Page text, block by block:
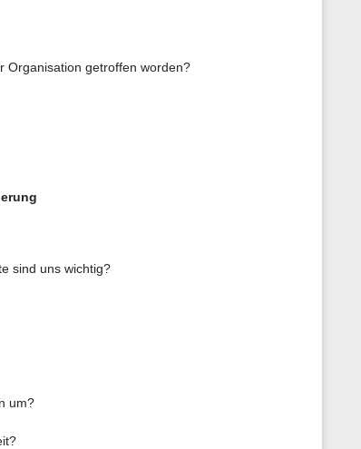
Organisation getroffen worden?
sind uns wichtig?
um?